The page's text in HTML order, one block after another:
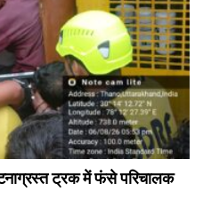
ट्रक में फंसे परिचालक